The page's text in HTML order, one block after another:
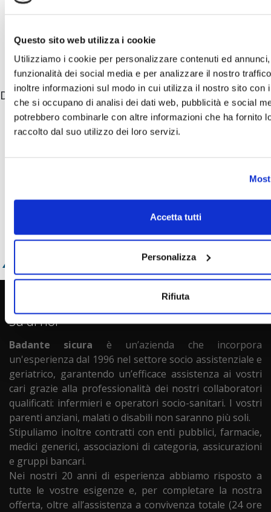
Questo sito web utilizza i cookie
Utilizziamo i cookie per personalizzare contenuti ed
funzionalità dei social media e per analizzare il nostro
inoltre informazioni sul modo in cui utilizza il nostro sito con
che si occupano di analisi dei dati web, pubblicità e social
potrebbero combinarle con altre informazioni che ha fornito
raccolto dal suo utilizzo dei loro servizi.
Accetta tutti
Personalizza
Rifiuta
Lo sapevi che
Dicono di noi
L'assistenza di Badante sicura mi trovo veramente
bene, le badanti che mi hanno trovato sono sempre
Marina B.
Chiamaci ora
Su di noi
Badante sicura è un’azienda che incorpora
un'esperienza dal 1996 nel settore socio assistenziale e
geriatrico, garantendo un’efficace assistenza ai vostri
cari grazie alla professionalità dei nostri collaboratori
qualificati: infermieri e operatori socio-sanitari. I vostri
parenti anziani, malati o disabili non saranno più soli.
Stipuliamo inoltre contratti con enti pubblici, farmacie,
medici generici, associazioni di categoria, assicurazioni
e gruppi bancari.
Nei nostri 20 anni di esperienza abbiamo risposto a
tutte le vostre esigenze e, per completare la nostra
offerta, oltre all’assistenza a convivenza totale (24 ore